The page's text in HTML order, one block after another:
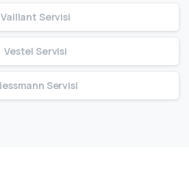
Vaillant Servisi
Vestel Servisi
Servisi